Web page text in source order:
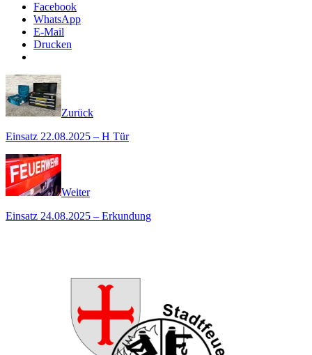
Facebook
WhatsApp
E-Mail
Drucken
Zurück
Einsatz 22.08.2025 – H Tür
Weiter
Einsatz 24.08.2025 – Erkundung